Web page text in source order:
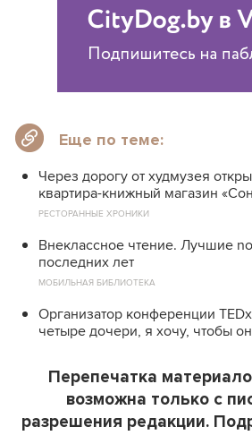
Еще по теме:
Через дорогу от худмузея
квартира-книжный магазин
РЕСТОРАННЫЕ ХРОНИКИ
Внеклассное чтение. Лучшие
последних лет
МОБИЛЬНАЯ БИБЛИОТЕКА
Организатор конференции
четыре дочери, я хочу, чтобы
Перепечатка
возможна только с
разрешения редакции.